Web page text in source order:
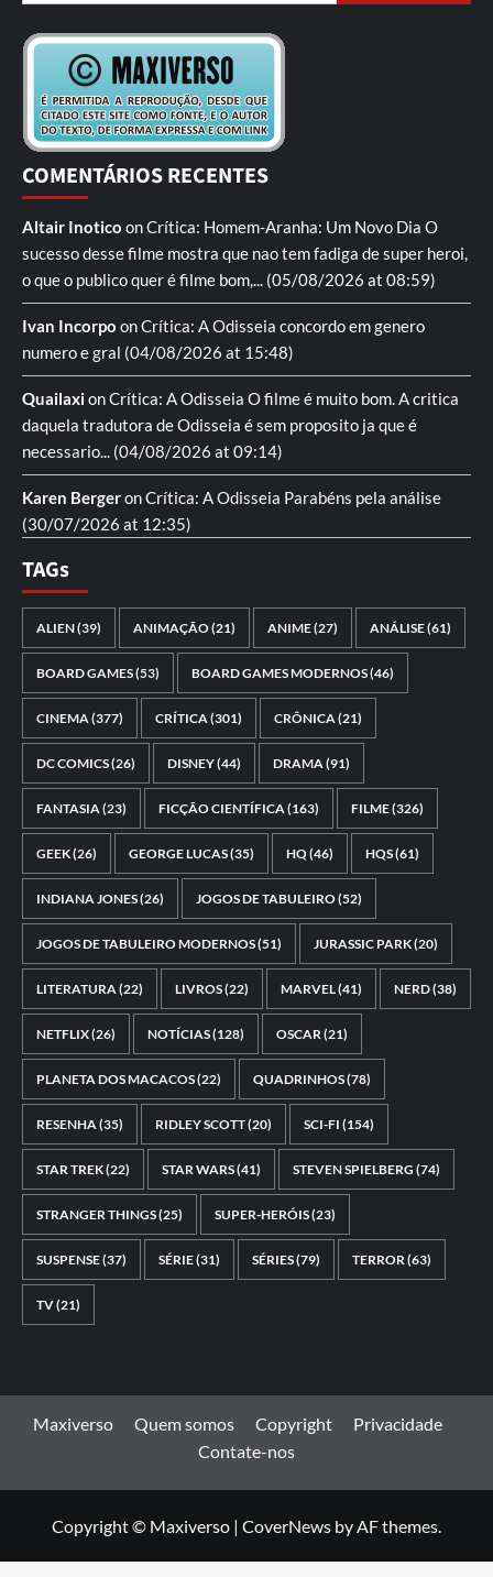
COMENTÁRIOS RECENTES
Altair Inotico onCrítica: Homem-Aranha: Um Novo Dia O
sucesso desse filme mostra que nao tem fadiga de super heroi,
o que o publico quer é filme bom,... (05/08/2026 at 08:59)
Ivan Incorpo onCrítica: A Odisseia concordo em genero
numero e gral (04/08/2026 at 15:48)
QuailaxionCrítica: A Odisseia O filme é muito bom. A critica
daquela tradutora de Odisseia é sem proposito ja que é
necessario... (04/08/2026 at 09:14)
Karen BergeronCrítica: A Odisseia Parabéns pela análise
(30/07/2026 at 12:35)
TAGs
ALIEN(39) ANIMAÇÃO(21) ANIME(27) ANÁLISE(61)
BOARD GAMES(53) BOARD GAMES MODERNOS(46)
CINEMA (377) CRÍTICA (301) CRÔNICA (21)
DC COMICS(26) DISNEY(44) DRAMA (91)
FANTASIA (23) FICÇÃO CIENTÍFICA (163) FILME(326)
GEEK(26) GEORGE LUCAS(35) HQ(46) HQS(61)
INDIANA JONES(26) JOGOS DE TABULEIRO(52)
JOGOS DE TABULEIRO MODERNOS(51) JURASSIC PARK(20)
LITERATURA (22) LIVROS(22) MARVEL(41) NERD(38)
NETFLIX(26) NOTÍCIAS(128) OSCAR (21)
PLANETA DOS MACACOS(22) QUADRINHOS(78)
RESENHA (35) RIDLEY SCOTT(20) SCI-FI (154)
STAR TREK(22) STAR WARS(41) STEVEN SPIELBERG (74)
STRANGER THINGS(25) SUPER-HERÓIS(23)
SUSPENSE(37) SÉRIE(31) SÉRIES(79) TERROR (63)
TV(21)
Maxiverso Quem somos Copyright
Privacidade
Contate-nos
Copyright © Maxiverso | CoverNews by AF themes.